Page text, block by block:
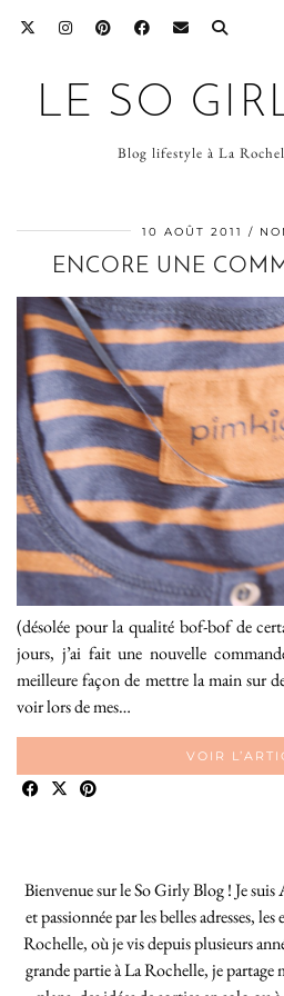
LE SO
Blog lifestyle à La
10 AOÛT 2011
ENCORE UNE
(désolée pour la qualité bof-bof de
jours, j’ai fait une nouvelle
meilleure façon de mettre la main sur
voir lors de mes…
VOIR
Bienvenue sur le So Girly Blog ! Je
et passionnée par les belles adresses,
Rochelle, où je vis depuis plusieurs
grande partie à La Rochelle, je partage